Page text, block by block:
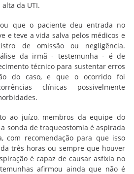
da UTI.
que o paciente deu entrada no
e teve a vida salva pelos médicos e
de omissão ou negligência.
da irmã - testemunha- é de
técnico para sustentar erros
do caso, e que o ocorrido foi
clínicas possivelmente
ao juízo, membros da equipe do
sonda de traqueostomia é aspirada
com recomendação para que isso
três horas ou sempre que houver
é capaz de causar asfixia no
afirmou ainda que não é